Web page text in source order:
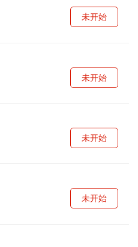
未开始
未开始
未开始
未开始